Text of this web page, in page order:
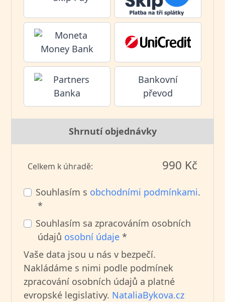
Bankovní
převod
Shrnutí objednávky
Celkem k úhradě: 990 Kč
Souhlasím s obchodními podmínkami.
*
Souhlasím sa zpracováním osobních
údajů osobní údaje *
Vaše data jsou u nás v bezpečí.
Nakládáme s nimi podle podmínek
zpracování osobních údajů a platné
evropské legislativy. NataliaBykova.cz